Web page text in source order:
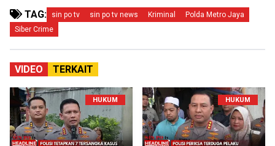
TAG: sin po tv sin po tv news Kriminal
Polda Metro Jaya
Siber Crime
VIDEO TERKAIT
HUKUM HUKUM